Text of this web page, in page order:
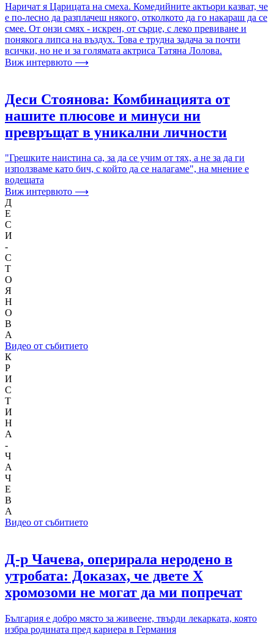
Наричат я Царицата на смеха. Комедийните актьори казват, че
е по-лесно да разплачеш някого, отколкото да го накараш да се
смее. От онзи смях - искрен, от сърце, с леко превиване и
понякога липса на въздух. Това е трудна задача за почти
всички, но не и за голямата актриса Татяна Лолова.
Виж интервюто ⟶
Деси Стоянова: Комбинацията от
нашите плюсове и минуси ни
превръщат в уникални личности
"Грешките наистина са, за да се учим от тях, а не за да ги
използваме като бич, с който да се налагаме", на мнение е
водещата
Виж интервюто ⟶
Д
Е
С
И
-
С
Т
О
Я
Н
О
В
А
Видео от събитието
К
Р
И
С
Т
И
Н
А
-
Ч
А
Ч
Е
В
А
Видео от събитието
Д-р Чачева, оперирала неродено в
утробата: Доказах, че двeте Х
хромозоми не могат да ми попречат
България е добро място за живеене, твърди лекарката, която
избра родината пред кариера в Германия